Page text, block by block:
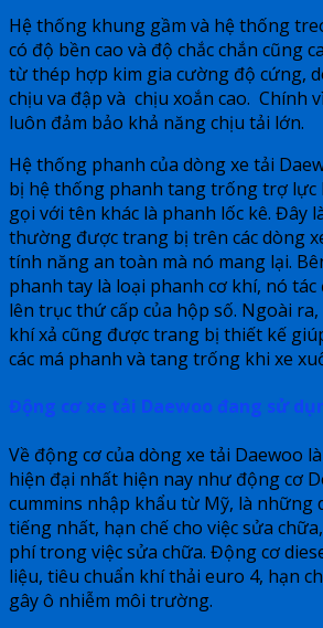
Hệ thống khung gầm và hệ thống
có độ bền cao và độ chắc chắn cũng
từ thép hợp kim gia cường độ cứng,
chịu va đập và chịu xoắn cao. Chính
luôn đảm bảo khả năng chịu tải lớn.
Hệ thống phanh của dòng xe tải
bị hệ thống phanh tang trống trợ lực
gọi với tên khác là phanh lốc kê. Đây
thường được trang bị trên các dòng
tính năng an toàn mà nó mang lại.
phanh tay là loại phanh cơ khí, nó
lên trục thứ cấp của hộp số. Ngoài
khí xả cũng được trang bị thiết kế
các má phanh và tang trống khi xe
Động cơ xe tải Daewoo đang sử
Về động cơ của dòng xe tải Daewoo
hiện đại nhất hiện nay như động cơ
cummins nhập khẩu từ Mỹ, là những
tiếng nhất, hạn chế cho việc sửa
phí trong việc sửa chữa. Động cơ
liệu, tiêu chuẩn khí thải euro 4, hạn
gây ô nhiễm môi trường.